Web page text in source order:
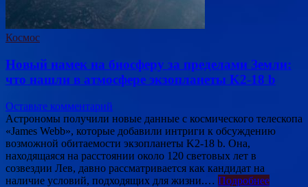
Космос
Новый намек на биосферу за пределами Земли:
что нашли в атмосфере экзопланеты K2-18 b
Оставьте комментарий
Астрономы получили новые данные с космического телескопа
«James Webb», которые добавили интриги к обсуждению
возможной обитаемости экзопланеты K2-18 b. Она,
находящаяся на расстоянии около 120 световых лет в
созвездии Лев, давно рассматривается как кандидат на
наличие условий, подходящих для жизни.… Подробнее